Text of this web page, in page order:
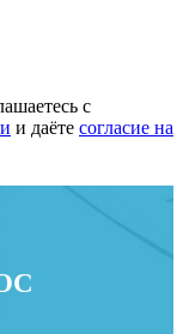
с
и даёте согласие на